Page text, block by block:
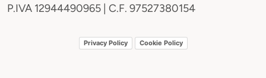
P.IVA 12944490965 | C.F. 97527380154
Privacy Policy Cookie Policy